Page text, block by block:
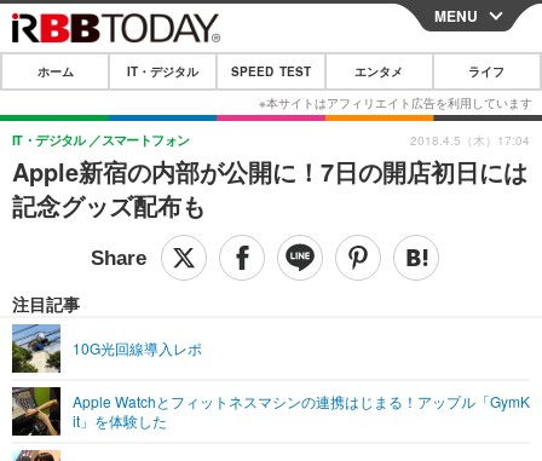
CLOSE
ホーム
IT・デジタル
IT・デジタルTOP スマートフォン
ショッピング その他
SPEED TEST
エンタメTOP 映画・ドラマ
グラビア
ライフTOP
その他
リリース一覧
プッシュ通知の停止方法
MENU
ホーム IT・デジタル SPEED TEST エンタメ ライフ
Apple新宿の内部が公開に！7日の開店初日には
記念グッズ配布も
IT・デジタル スマートフォン
注目記事
10G光回線導入レポ
Apple Watchとフィットネスマシンの連携はじまる！アップル「GymK
it」を体験した
2018.4.5（木）17:04